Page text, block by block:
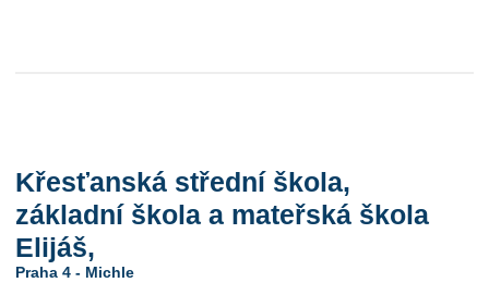
Křesťanská střední škola,
základní škola a mateřská škola
Elijáš,
Praha 4 - Michle